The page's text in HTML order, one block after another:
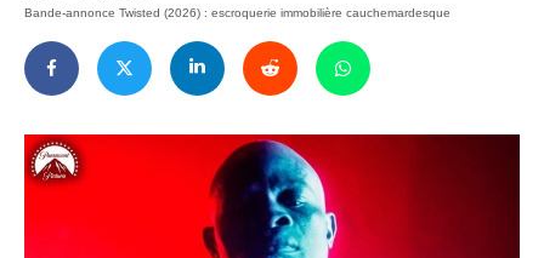
Bande-annonce Twisted (2026) : escroquerie immobilière cauchemardesque